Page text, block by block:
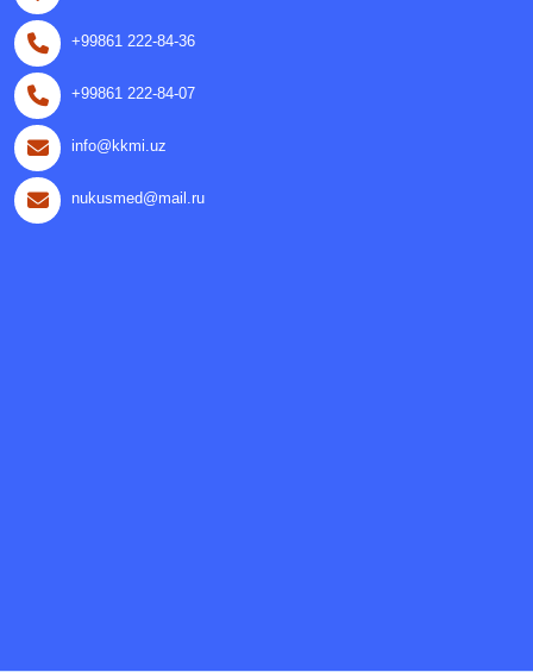
+99861 222-84-36
+99861 222-84-07
info@kkmi.uz
nukusmed@mail.ru